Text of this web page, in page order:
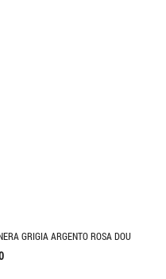
GRIGIA ARGENTO ROSA DOU